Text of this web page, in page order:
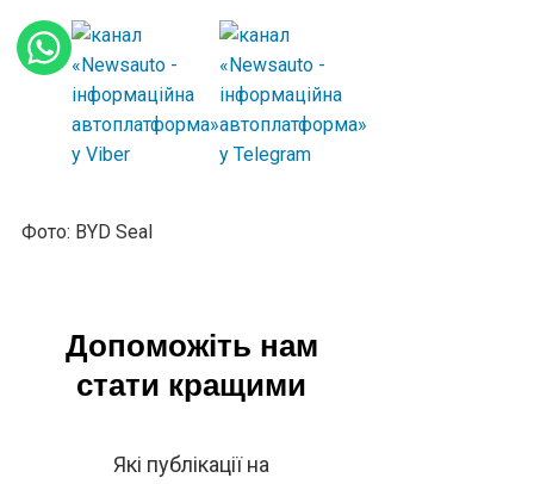
Фото: BYD Seal
Допоможіть нам
стати кращими
Які публікації на